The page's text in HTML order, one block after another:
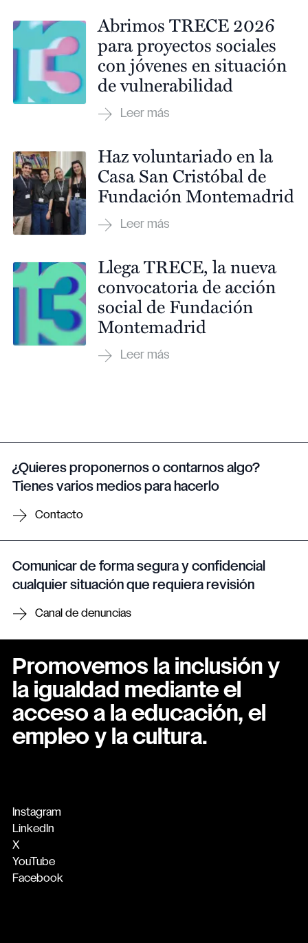
Abrimos TRECE 2026
para proyectos sociales
con jóvenes en situación
de vulnerabilidad
Haz voluntariado en la
Casa San Cristóbal de
Fundación Montemadrid
Llega TRECE, la nueva
convocatoria de acción
social de Fundación
Montemadrid
¿Quieres proponernos o contarnos algo?
Tienes varios medios para hacerlo
Contacto
Comunicar de forma segura y confidencial
cualquier situación que requiera revisión
Canal de denuncias
Promovemos la inclusión y
la igualdad mediante el
acceso a la educación, el
empleo y la cultura.
Instagram
LinkedIn
X
YouTube
Facebook